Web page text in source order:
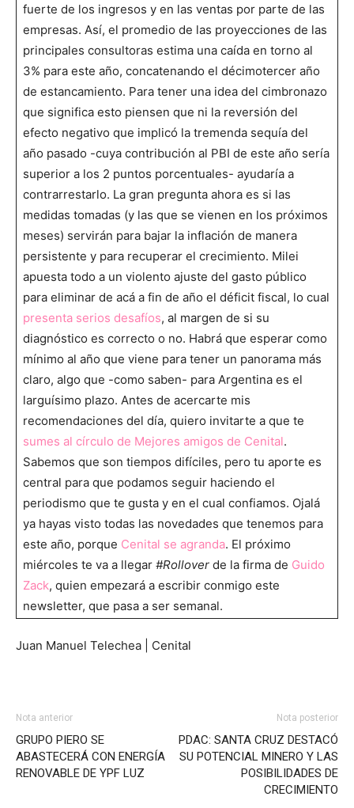
fuerte de los ingresos y en las ventas por parte de las
empresas. Así, el promedio de las proyecciones de las
principales consultoras estima una caída en torno al
3% para este año, concatenando el décimotercer año
de estancamiento. Para tener una idea del cimbronazo
que significa esto piensen que ni la reversión del
efecto negativo que implicó la tremenda sequía del
año pasado -cuya contribución al PBI de este año sería
superior a los 2 puntos porcentuales- ayudaría a
contrarrestarlo. La gran pregunta ahora es si las
medidas tomadas (y las que se vienen en los próximos
meses) servirán para bajar la inflación de manera
persistente y para recuperar el crecimiento. Milei
apuesta todo a un violento ajuste del gasto público
para eliminar de acá a fin de año el déficit fiscal, lo cual
presenta serios desafíos, al margen de si su
diagnóstico es correcto o no. Habrá que esperar como
mínimo al año que viene para tener un panorama más
claro, algo que -como saben- para Argentina es el
larguísimo plazo. Antes de acercarte mis
recomendaciones del día, quiero invitarte a que te
sumes al círculo de Mejores amigos de Cenital.
Sabemos que son tiempos difíciles, pero tu aporte es
central para que podamos seguir haciendo el
periodismo que te gusta y en el cual confiamos. Ojalá
ya hayas visto todas las novedades que tenemos para
este año, porque Cenital se agranda. El próximo
miércoles te va a llegar #Rollover de la firma de Guido
Zack, quien empezará a escribir conmigo este
newsletter, que pasa a ser semanal.
Juan Manuel Telechea | Cenital
Nota anterior
GRUPO PIERO SE
ABASTECERÁ CON ENERGÍA
RENOVABLE DE YPF LUZ
Nota posterior
PDAC: SANTA CRUZ DESTACÓ
SU POTENCIAL MINERO Y LAS
POSIBILIDADES DE
CRECIMIENTO